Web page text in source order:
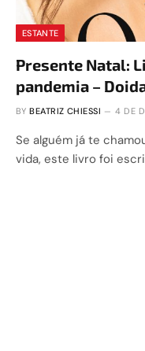
ESTANTE
Presente Natal:
pandemia –
BY BEATRIZ CHIESSI 4 DE
Se alguém já te
vida, este livro foi